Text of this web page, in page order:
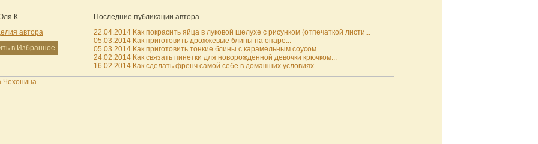
К.
автора
в Избранное
Последние публикации автора
22.04.2014 Как покрасить яйца в луковой шелухе с рисунком (отпечаткой листи...
05.03.2014 Как приготовить дрожжевые блины на опаре...
05.03.2014 Как приготовить тонкие блины с карамельным соусом...
24.02.2014 Как связать пинетки для новорожденной девочки крючком...
16.02.2014 Как сделать френч самой себе в домашних условиях...